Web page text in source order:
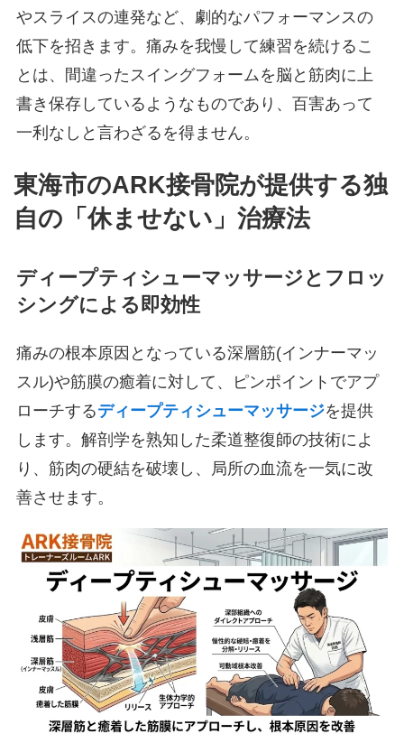
やスライスの連発など、劇的なパフォーマンスの
低下を招きます。痛みを我慢して練習を続けるこ
とは、間違ったスイングフォームを脳と筋肉に上
書き保存しているようなものであり、百害あって
一利なしと言わざるを得ません。
東海市のARK接骨院が提供する独
自の「休ませない」治療法
ディープティシューマッサージとフロッ
シングによる即効性
痛みの根本原因となっている深層筋(インナーマッ
スル)や筋膜の癒着に対して、ピンポイントでアプ
ローチするディープティシューマッサージを提供
します。解剖学を熟知した柔道整復師の技術によ
り、筋肉の硬結を破壊し、局所の血流を一気に改
善させます。